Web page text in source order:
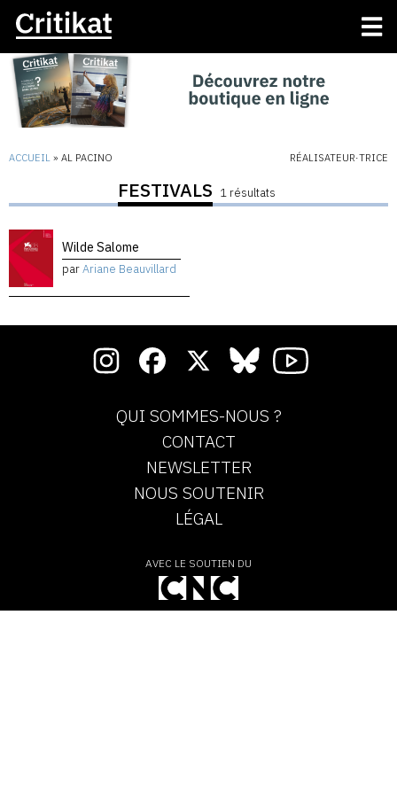
ACCUEIL » AL PACINO RÉALISATEUR·TRICE
FESTIVALS 1 résultats
Wilde Salome
parAriane Beauvillard
QUI SOMMES-NOUS ?
CONTACT
NEWSLETTER
NOUS SOUTENIR
LÉGAL
AVEC LE SOUTIEN DU